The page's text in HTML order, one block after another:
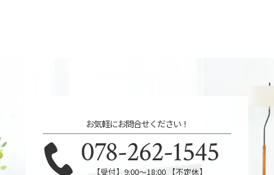
お気軽にお問合せください！
078-262-1545
【受付】9:00～18:00 【不定休】